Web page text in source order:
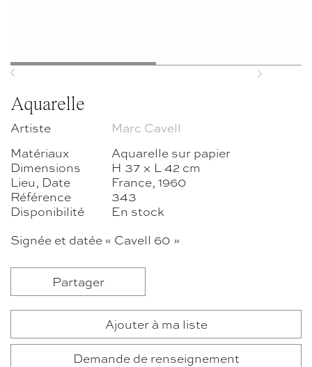
Previous Next
Aquarelle
Artiste
Marc Cavell
Matériaux
Aquarelle sur papier
Dimensions
H 37 × L 42 cm
Lieu, Date
France, 1960
Référence
343
Disponibilité
En stock
Signée et datée « Cavell 60 »
Partager
Ajouter à ma liste
Demande de renseignement